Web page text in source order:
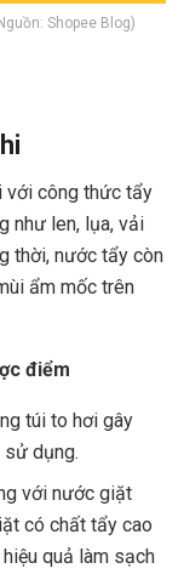
Shopee Blog)
với công thức tẩy
như len, lụa, vải
thời, nước tẩy còn
ẩm mốc trên
điểm
túi to hơi gây
dụng.
với nước giặt
có chất tẩy cao
quả làm sạch